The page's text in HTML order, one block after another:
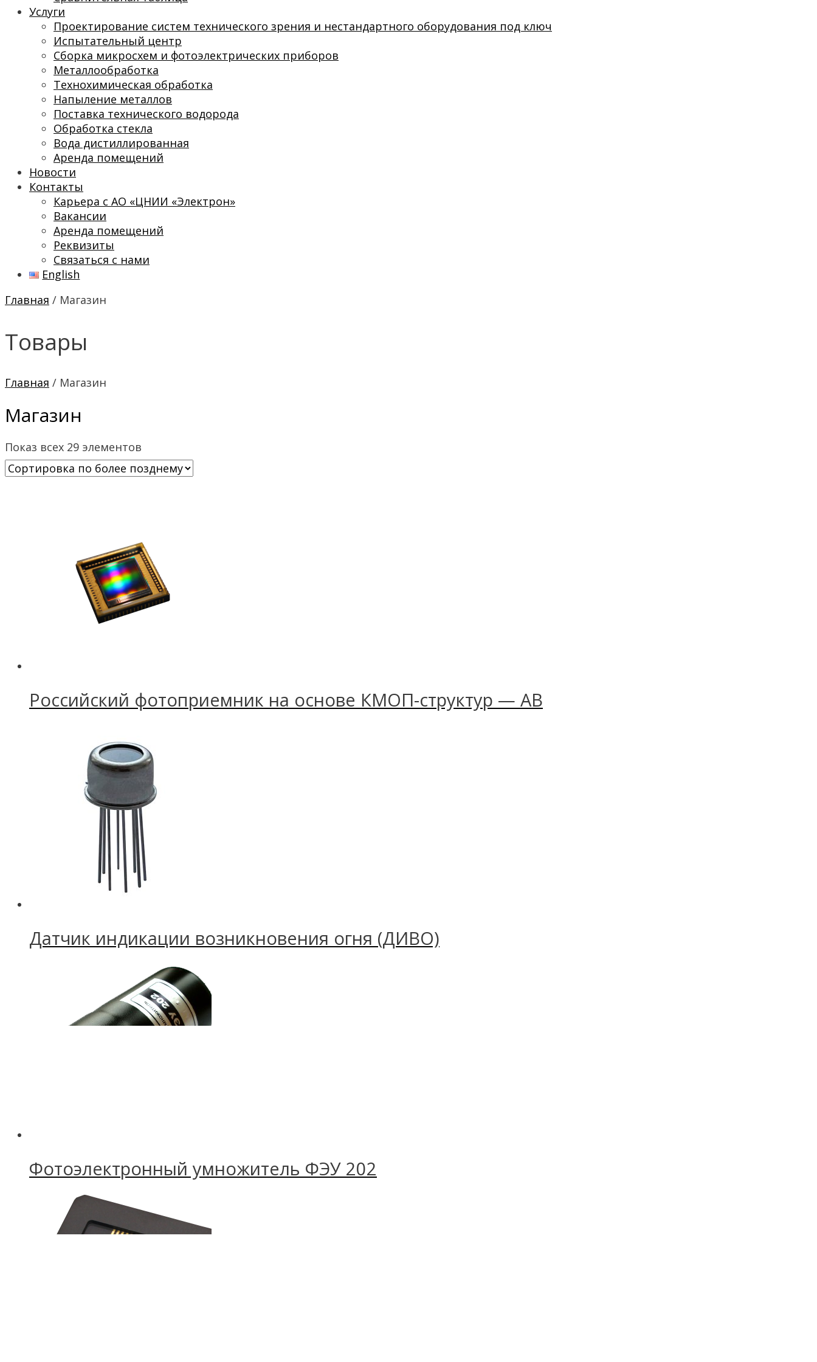
Услуги
Проектирование систем технического зрения и нестандартного оборудования под ключ
Испытательный центр
Сборка микросхем и фотоэлектрических приборов
Металлообработка
Технохимическая обработка
Напыление металлов
Поставка технического водорода
Обработка стекла
Вода дистиллированная
Аренда помещений
Новости
Контакты
Карьера с АО «ЦНИИ «Электрон»
Вакансии
Аренда помещений
Реквизиты
Связаться с нами
English
Главная / Магазин
Товары
Главная / Магазин
Магазин
Показ всех 29 элементов
Российский фотоприемник на основе КМОП-структур — АВ
Датчик индикации возникновения огня (ДИВО)
Фотоэлектронный умножитель ФЭУ 202